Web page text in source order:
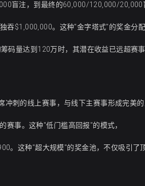
盲注，到最终的60,000/120,000/20,000
吞$1,000,000。这种"金字塔式"的奖金分
码量达到120万时，其潜在收益已远超赛
冲刺的线上赛事，与线下主赛事形成完美
事。这种"低门槛高回报"的模式，
。这种"超大规模"的奖金池，不仅吸引了